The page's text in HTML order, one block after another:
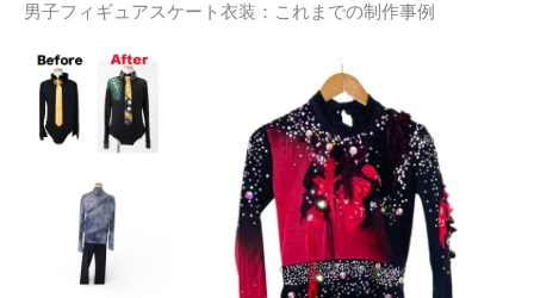
男子フィギュアスケート衣装：これまでの制作事例